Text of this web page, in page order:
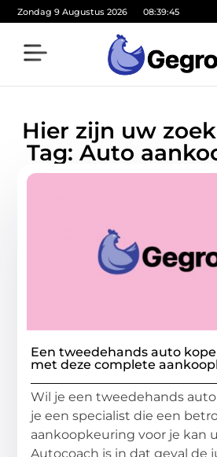
Zondag 9 Augustus 2026 08:39:45
Hier zijn uw
Tag: Auto
Een tweedehands auto
met deze complete
Wil je een tweedehands
je een specialist die een
aankoopkeuring voor je kan
Autocoach is in dat geval de